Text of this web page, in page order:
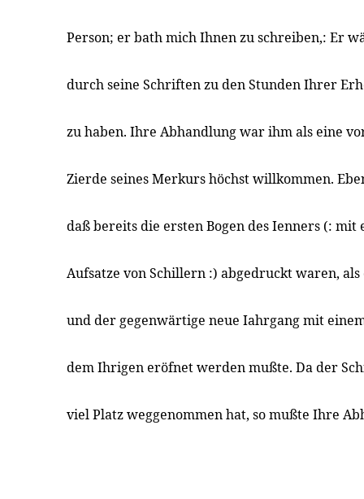
Person; er bath mich Ihnen zu schreiben,: Er
durch seine Schriften zu den Stunden Ihrer
zu haben. Ihre Abhandlung war ihm als eine
Zierde seines Merkurs höchst willkommen.
daß bereits die ersten Bogen des Ienners (: mit
Aufsatze von Schillern :) abgedruckt waren,
und der gegenwärtige neue Iahrgang mit
dem Ihrigen eröfnet werden mußte. Da der
viel Platz weggenommen hat, so mußte Ihre